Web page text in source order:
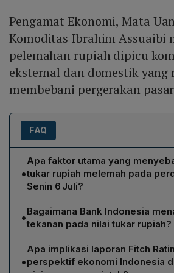
Pengamat Ekonomi, Mata
Komoditas Ibrahim Assuaibi
pelemahan rupiah dipicu
eksternal dan domestik yang
membebani pergerakan
FAQ
•
Apa faktor utama yang
tukar rupiah melemah pada
Senin 6 Juli?
Menurut pengamat Ibrahim
dipicu kombinasi sentimen
Secara eksternal, ketegangan
setelah Rusia menyerang Kyiv
Turki, serta ketidakpastian di Selat
•Bagaimana Bank Indonesia
tekanan pada nilai tukar rupiah?
Bank Indonesia meningkatkan
pasar keuangan untuk menjaga
Intervensi dilakukan melalui
•
Apa implikasi laporan Fitch
perspektif ekonomi Indonesia